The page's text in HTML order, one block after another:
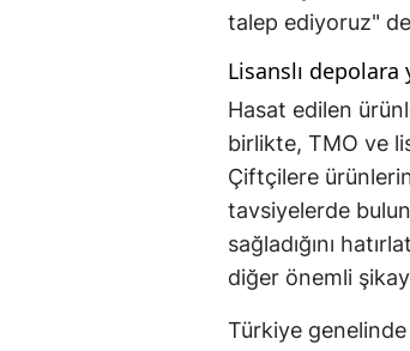
talep ediyoruz"
Lisanslı depolara
Hasat edilen
birlikte, TMO ve
Çiftçilere
tavsiyelerde
sağladığını
diğer önemli
Türkiye